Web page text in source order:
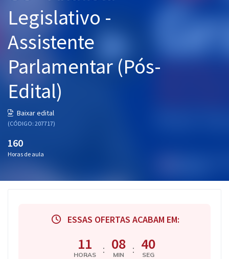
Graduação
OAB
Mentorias
Questões grátis
Blog
Aprovados
Legislativo -
Assistente
Parlamentar (Pós-
Edital)
Baixar edital
(CÓDIGO: 207717)
160
Horas de aula
ESSAS OFERTAS ACABAM EM:
11
HORAS : 08
MIN : 39
SEG